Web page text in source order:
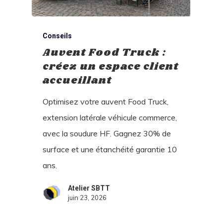
Conseils
Auvent Food Truck :
créez un espace client
accueillant
Optimisez votre auvent Food Truck,
extension latérale véhicule commerce,
avec la soudure HF. Gagnez 30% de
surface et une étanchéité garantie 10
ans.
Atelier SBTT
juin 23, 2026